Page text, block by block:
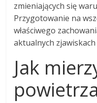
zmieniających się
Przygotowanie na
właściwego
aktualnych
Jak